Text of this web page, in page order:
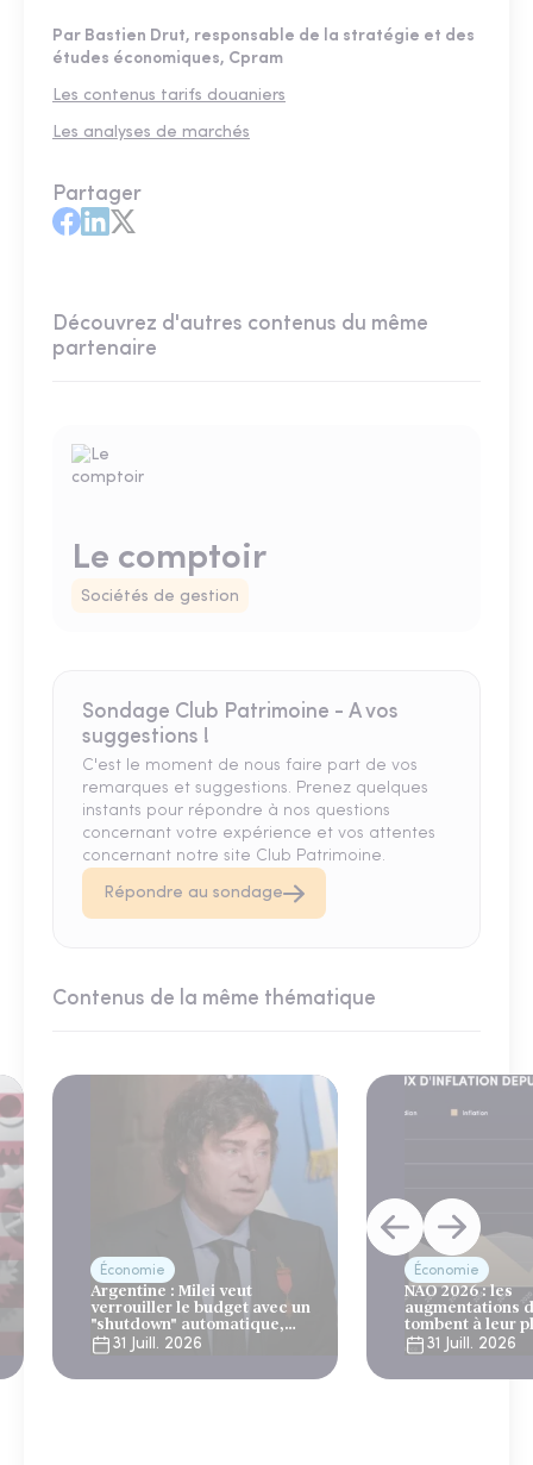
Par Bastien Drut, responsable de la stratégie et des
études économiques, Cpram
Les contenus tarifs douaniers
Les analyses de marchés
Partager
Découvrez d'autres contenus du même
partenaire
Le comptoir
Sociétés de gestion
Sondage Club Patrimoine - A vos
suggestions !
C'est le moment de nous faire part de vos
remarques et suggestions. Prenez quelques
instants pour répondre à nos questions
concernant votre expérience et vos attentes
concernant notre site Club Patrimoine.
Répondre au sondage
Contenus de la même thématique
Économie
Argentine : Milei veut
verrouiller le budget avec un
"shutdown" automatique,
sous le regard bienveillant
du FMI
31 Juill. 2026
Économie
NAO 2026 : les
augmentations
tombent à leur
niveau depuis 4
31 Juill. 2026